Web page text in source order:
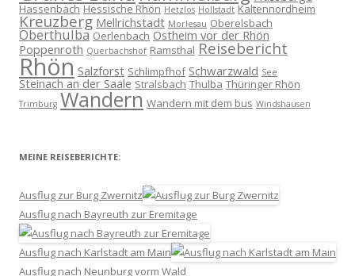
Hassenbach Hessische Rhön Hetzlos Hollstadt Kaltennordheim
Kreuzberg Mellrichstadt Morlesau Oberelsbach
Oberthulba Oerlenbach Ostheim vor der Rhön
Poppenroth Querbachshof Ramsthal Reisebericht
Rhön Salzforst Schlimpfhof Schwarzwald See
Steinach an der Saale Stralsbach Thulba Thüringer Rhön
Trimburg Wandern Wandern mit dem bus Windshausen
MEINE REISEBERICHTE:
Ausflug zur Burg Zwernitz
Ausflug nach Bayreuth zur Eremitage
Ausflug nach Karlstadt am Main
Ausflug nach Neunburg vorm Wald